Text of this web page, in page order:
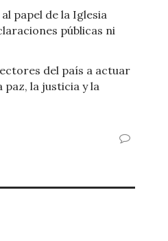
papel de la Iglesia
públicas ni
del país a actuar
la justicia y la